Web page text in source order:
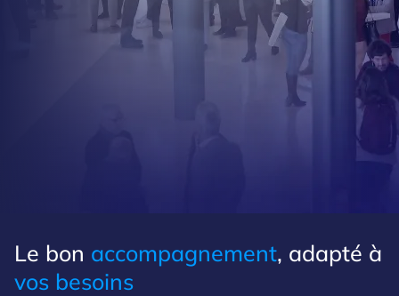
Le bon accompagnement, adapté à
vos besoins